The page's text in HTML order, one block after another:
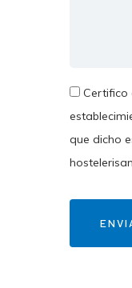
Certifico
que dicho